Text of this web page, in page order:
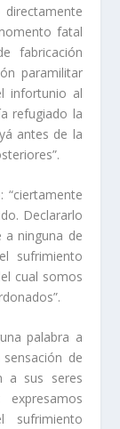
fatal
fabricación
paramilitar
infortunio al
refugiado la
antes de la
“ciertamente
Declararlo
a ninguna de
sufrimiento
cual somos
palabra a
de
a sus seres